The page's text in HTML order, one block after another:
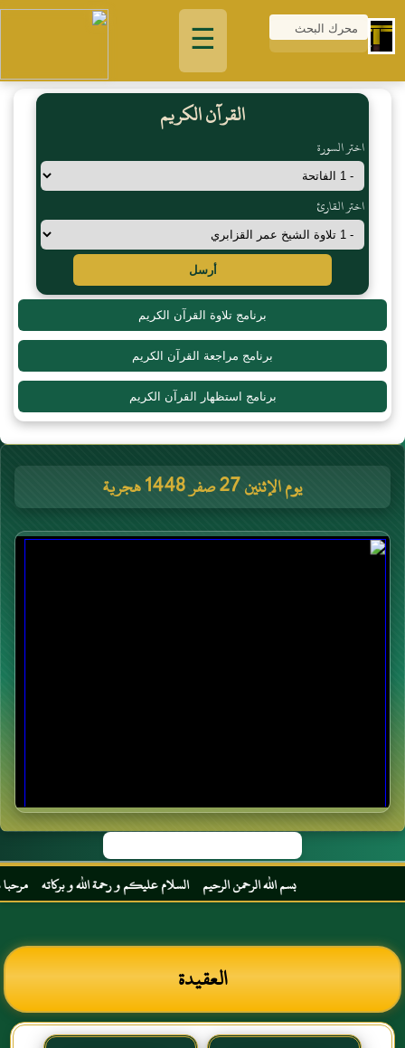
☰
القرآن الكريم
اختر السورة
اختر القارئ
أرسل
برنامج تلاوة القرآن الكريم
برنامج مراجعة القرآن الكريم
برنامج استظهار القرآن الكريم
يوم الإثنين 27 صفر 1448 هجرية
بسم الله الرحمن الرحيم السلام عليكم و رحمة الله و بركاته مرحبا بك
العقيدة